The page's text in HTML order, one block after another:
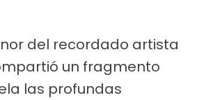
del recordado artista
un fragmento
las profundas